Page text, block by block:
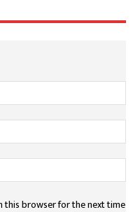
this browser for the next time